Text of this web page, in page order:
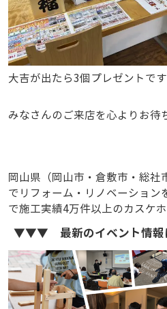
大吉が出たら3個プレゼントです
みなさんのご来店を心よりお待
岡山県（岡山市・倉敷市・総社
でリフォーム・リノベーション
で施工実績4万件以上のカスケ
▼▼▼ 最新のイベント情